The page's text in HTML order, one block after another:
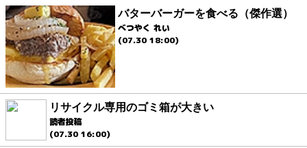
バターバーガーを食べる（傑作選）
べつやく れい
(07.30 18:00)
リサイクル専用のゴミ箱が大きい
読者投稿
(07.30 16:00)